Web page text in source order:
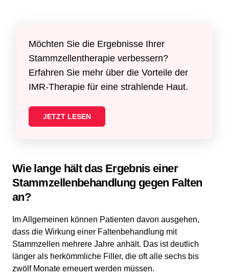
Möchten Sie die Ergebnisse Ihrer
Stammzellentherapie verbessern?
Erfahren Sie mehr über die Vorteile der
IMR-Therapie für eine strahlende Haut.
JETZT LESEN
Wie lange hält das Ergebnis einer
Stammzellenbehandlung gegen Falten
an?
Im Allgemeinen können Patienten davon ausgehen,
dass die Wirkung einer Faltenbehandlung mit
Stammzellen mehrere Jahre anhält. Das ist deutlich
länger als herkömmliche Filler, die oft alle sechs bis
zwölf Monate erneuert werden müssen.